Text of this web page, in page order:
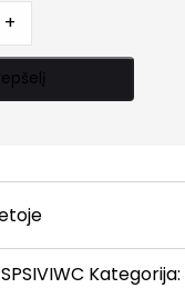
+
SPSIVIWC Kategorija: